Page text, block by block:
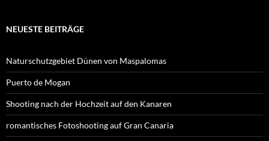
NEUESTE BEITRÄGE
Naturschutzgebiet Dünen von Maspalomas
Puerto de Mogan
Shooting nach der Hochzeit auf den Kanaren
romantisches Fotoshooting auf Gran Canaria